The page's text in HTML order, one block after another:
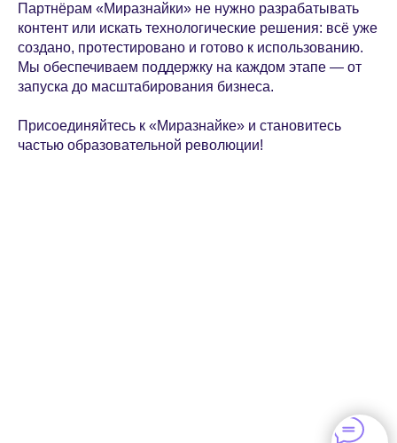
Партнёрам «Миразнайки» не нужно разрабатывать
контент или искать технологические решения: всё уже
создано, протестировано и готово к использованию.
Мы обеспечиваем поддержку на каждом этапе — от
запуска до масштабирования бизнеса.
Присоединяйтесь к «Миразнайке» и становитесь
частью образовательной революции!